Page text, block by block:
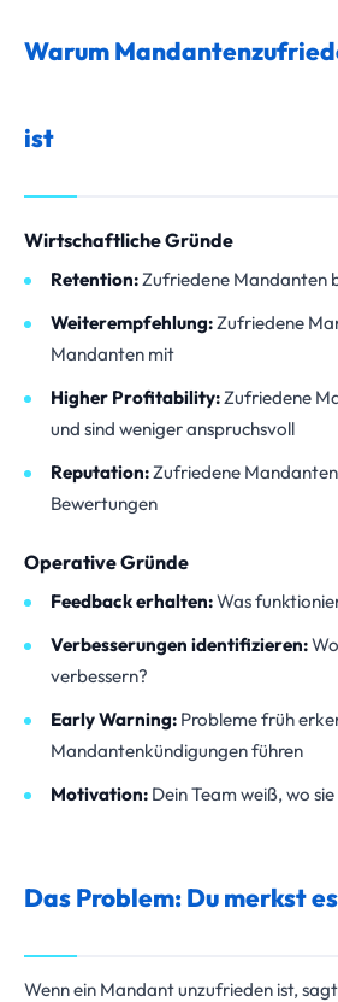
Warum
ist
Wirtschaftliche Gründe
Retention:Zufriedene Mandanten
Weiterempfehlung:Zufriedene
Mandanten mit
Higher Profitability:Zufriedene
und sind weniger anspruchsvoll
Reputation:Zufriedene
Bewertungen
Operative Gründe
Feedback erhalten:Was
Verbesserungen identifizieren:
verbessern?
Early Warning: Probleme früh
Mandantenkündigungen führen
Motivation: Dein Team weiß, wo
Das Problem: Du merkst
Wenn ein Mandant unzufrieden ist,